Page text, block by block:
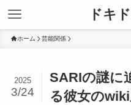
ドキ
ホーム 芸能関係
SARIの謎に
る彼女の
2025
3/24